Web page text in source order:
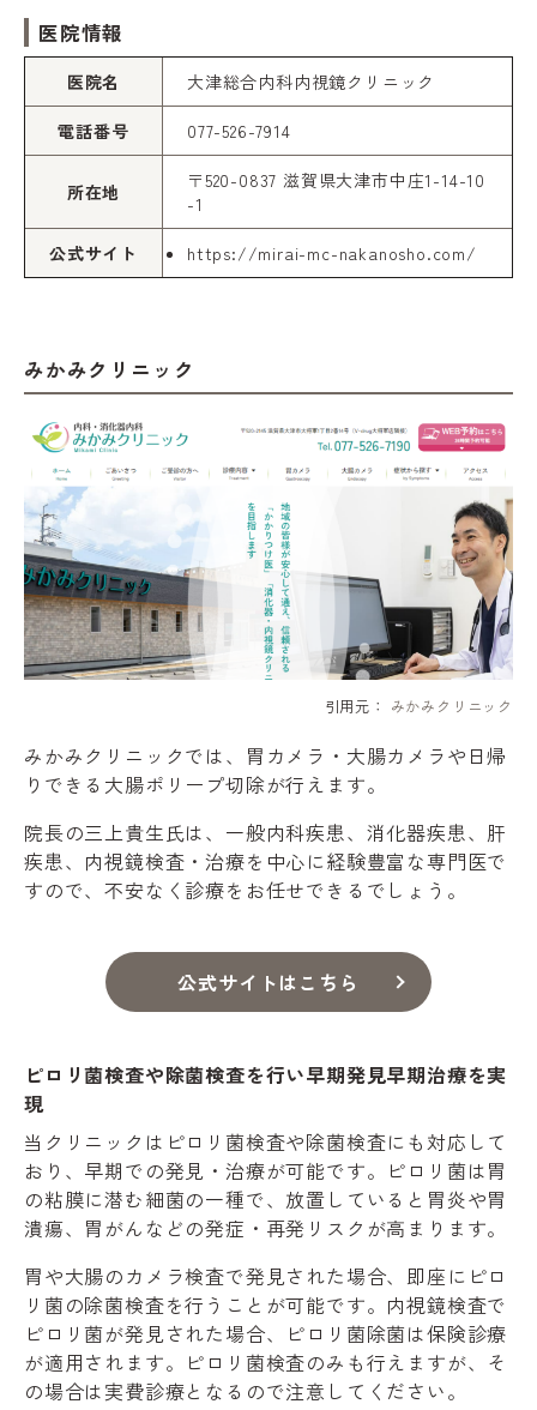
医院情報
医院名 大津総合内科内視鏡クリニック
電話番号 077-526-7914
所在地
〒520-0837 滋賀県大津市中庄1-14-10
-1
公式サイト https://mirai-mc-nakanosho.com/
みかみクリニック
引用元： みかみクリニック
みかみクリニックでは、胃カメラ・大腸カメラや日帰
りできる大腸ポリープ切除が行えます。
院長の三上貴生氏は、一般内科疾患、消化器疾患、肝
疾患、内視鏡検査・治療を中心に経験豊富な専門医で
すので、不安なく診療をお任せできるでしょう。
公式サイトはこちら
ピロリ菌検査や除菌検査を行い早期発見早期治療を実
現
当クリニックはピロリ菌検査や除菌検査にも対応して
おり、早期での発見・治療が可能です。ピロリ菌は胃
の粘膜に潜む細菌の一種で、放置していると胃炎や胃
潰瘍、胃がんなどの発症・再発リスクが高まります。
胃や大腸のカメラ検査で発見された場合、即座にピロ
リ菌の除菌検査を行うことが可能です。内視鏡検査で
ピロリ菌が発見された場合、ピロリ菌除菌は保険診療
が適用されます。ピロリ菌検査のみも行えますが、そ
の場合は実費診療となるので注意してください。